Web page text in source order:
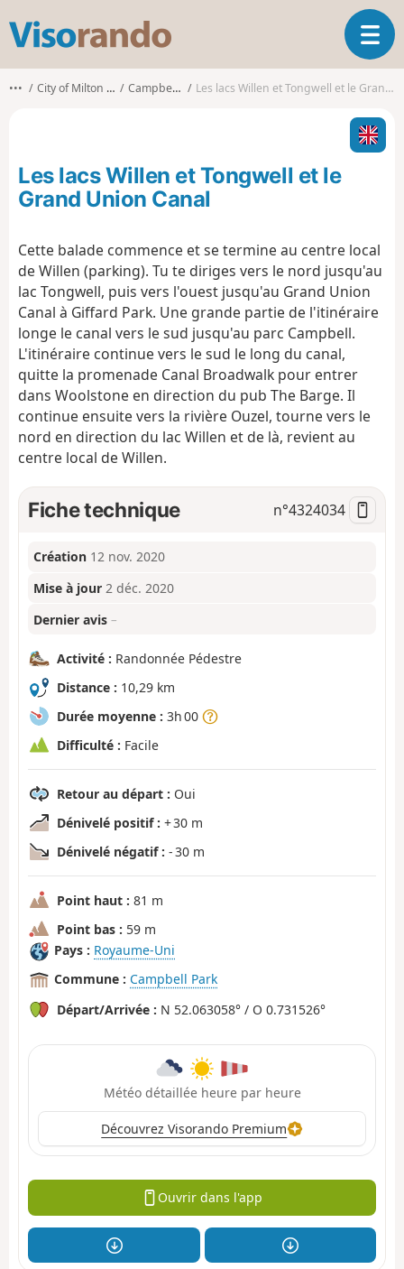
s
o
o
O
u
i
r
l
i
g
a
t
••• City of Milton Keynes Campbell Park Les lacs Willen et Tongwell et le Grand Union Canal
Les lacs Willen et Tongwell et le
Grand Union Canal
Cette balade commence et se termine au centre local
de Willen (parking). Tu te diriges vers le nord jusqu'au
lac Tongwell, puis vers l'ouest jusqu'au Grand Union
Canal à Giffard Park. Une grande partie de l'itinéraire
longe le canal vers le sud jusqu'au parc Campbell.
L'itinéraire continue vers le sud le long du canal,
quitte la promenade Canal Broadwalk pour entrer
dans Woolstone en direction du pub The Barge. Il
continue ensuite vers la rivière Ouzel, tourne vers le
nord en direction du lac Willen et de là, revient au
centre local de Willen.
Fiche technique n°4324034
Création 12 nov. 2020
Mise à jour 2 déc. 2020
Dernier avis –
Activité : Randonnée Pédestre
Distance : 10,29 km
Durée moyenne : 3h 00
Difficulté : Facile
Retour au départ : Oui
Dénivelé positif : + 30 m
Dénivelé négatif : - 30 m
Point haut : 81 m
Point bas : 59 m
Pays : Royaume-Uni
Commune : Campbell Park
Départ/Arrivée : N 52.063058° / O 0.731526°
Météo détaillée heure par heure
Découvrez Visorando Premium
Ouvrir dans l'app